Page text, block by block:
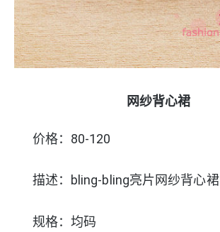
网纱背心裙
价格：80-120
描述：bling-bling亮片网纱背心裙
规格：均码